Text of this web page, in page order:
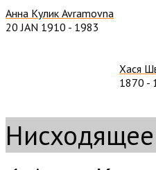
Анна Кулик Avramovna
20 JAN 1910 - 1983
Хася
1870 -